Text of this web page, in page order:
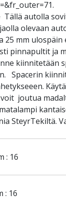
autolla
olevaan
25 mm ulospäin
pinnapultit ja
kiinnitetään
Spacerin
voit joutua
SteyrTekiltä.
: 16
: 16